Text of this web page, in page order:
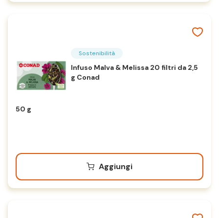
Sostenibilità
Infuso Malva & Melissa 20 filtri da 2,5
g Conad
50 g
Aggiungi